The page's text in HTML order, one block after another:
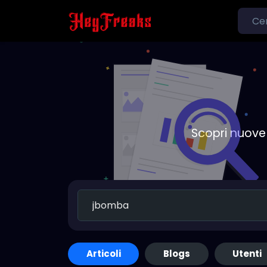
Scopri
Articoli Blogs Utenti